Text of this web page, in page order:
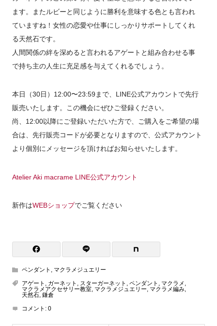
ます。またルビーと同じように勝利を意味する色とも言われ
ていますね！女性の恋愛や仕事にしっかりサポートしてくれ
る天然石です。
人間関係の絆を深めると言われるアゲートと組み合わせる事
で持ち主の人生に充足感を与えてくれるでしょう。
本日（30日）12:00〜23:59まで、LINE公式アカウントで先行
販売いたします。この機会にぜひご登録ください。
尚、12:00以降にご登録いただいた方で、ご購入をご希望の場
合は、先行販売コードが必要となりますので、公式アカウント
より個別にメッセージを頂ければお知らせいたします。
Atelier Aki macrame LINE公式アカウント
新作はWEBショップでご覧ください
ペンダント
マクラメジュエリー
アゲート
ガーネット スターガーネット ペンダント マクラメ
マクラメアクセサリー教室, マクラメジュエリー マクラメ編み,
天然石, 鎌倉
コメント: 0